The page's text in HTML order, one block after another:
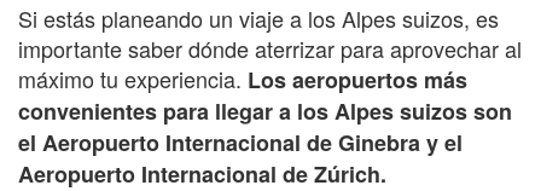
Si estás planeando un viaje a los Alpes suizos, es
importante saber dónde aterrizar para aprovechar al
máximo tu experiencia. Los aeropuertos más
convenientes para llegar a los Alpes suizos son
el Aeropuerto Internacional de Ginebra y el
Aeropuerto Internacional de Zúrich.